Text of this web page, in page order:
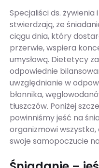
Specjaliści ds. żywienia
stwierdzają, że
ciągu dnia, który
przerwie, wspiera
umysłową. Dietetycy
odpowiednie
uwzględnianie w
błonnika,
tłuszczów. Poniżej
powinniśmy jeść na
organizmowi
swoje samopoczucie